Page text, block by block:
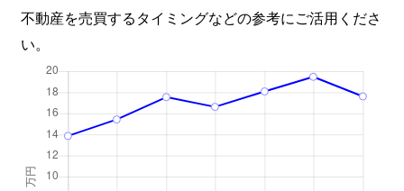
不動産を売買するタイミングなどの参考にご活用くださ
い。